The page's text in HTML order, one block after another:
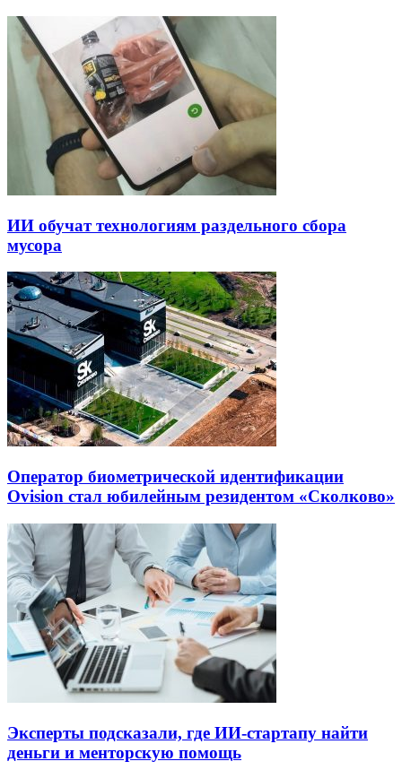
ИИ обучат технологиям раздельного сбора
мусора
Оператор биометрической идентификации
Ovision стал юбилейным резидентом «Сколково»
Эксперты подсказали, где ИИ-стартапу найти
деньги и менторскую помощь